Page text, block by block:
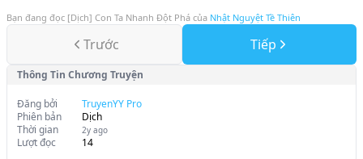
Bạn đang đọc [Dịch] Con Ta Nhanh Đột Phá của Nhật Nguyệt Tề Thiên
Trước Tiếp
Thông Tin Chương Truyện
Đăng bởi
TruyenYY Pro
Phiên bản
Dịch
Thời gian
2y ago
Lượt đọc 14